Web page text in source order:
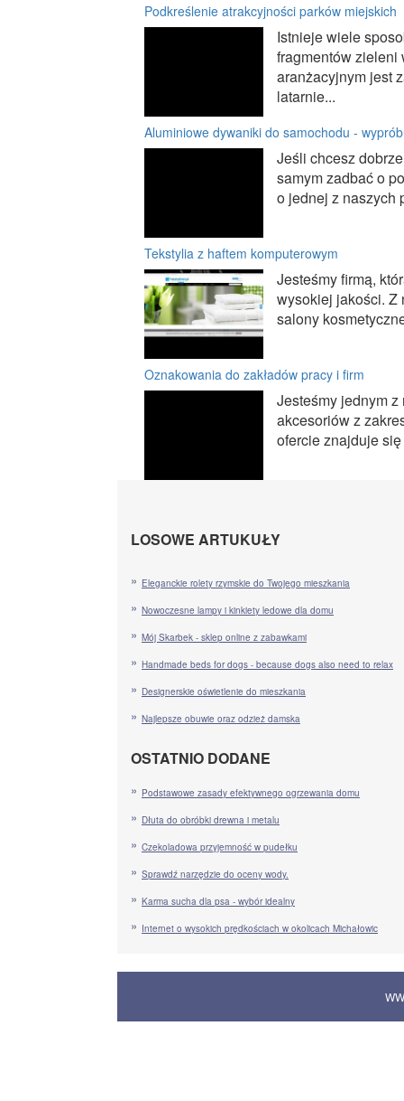
Podkreślenie atrakcyjności parków miejskich
Istnieje wiele
fragmentów zieleni
aranżacyjnym jest
latarnie...
Aluminiowe dywaniki do samochodu -
Jeśli chcesz
samym zadbać o
o jednej z naszych
Tekstylia z haftem komputerowym
Jesteśmy firmą,
wysokiej jakości. Z
salony
Oznakowania do zakładów pracy i firm
Jesteśmy jednym
akcesoriów z
ofercie znajduje
LOSOWE ARTUKUŁY
Eleganckie rolety rzymskie do Twojego mieszkania
Nowoczesne lampy i kinkiety ledowe dla domu
Mój Skarbek - sklep online z zabawkami
Handmade beds for dogs - because dogs also need to relax
Designerskie oświetlenie do mieszkania
Najlepsze obuwie oraz odzież damska
OSTATNIO DODANE
Podstawowe zasady efektywnego ogrzewania domu
Dłuta do obróbki drewna i metalu
Czekoladowa przyjemność w pudełku
Sprawdź narzędzie do oceny wody.
Karma sucha dla psa - wybór idealny
Internet o wysokich prędkościach w okolicach Michałowic